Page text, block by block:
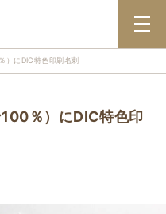
）にDIC特色印刷名刺
％）にDIC特色印